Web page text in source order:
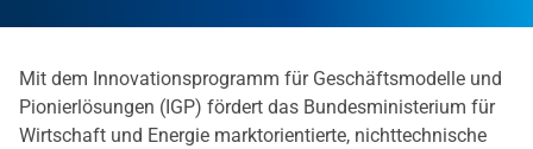
Mit dem Innovationsprogramm für Geschäftsmodelle und
Pionierlösungen (IGP) fördert das Bundesministerium für
Wirtschaft und Energie marktorientierte, nichttechnische